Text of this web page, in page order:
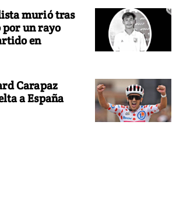
murió tras
por un rayo
en
Carapaz
a España